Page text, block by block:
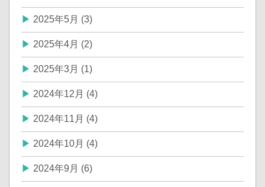
2025年5月 (3)
2025年4月 (2)
2025年3月 (1)
2024年12月 (4)
2024年11月 (4)
2024年10月 (4)
2024年9月 (6)